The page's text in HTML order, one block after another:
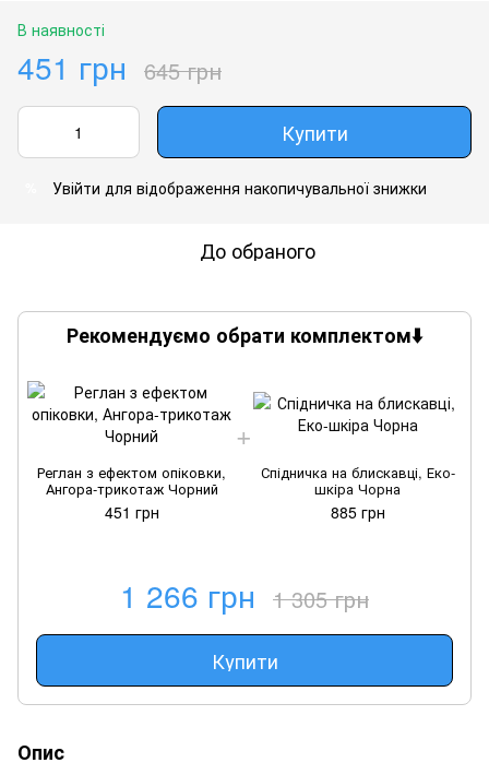
В наявності
451 грн 645 грн
Купити
Увійти для відображення накопичувальної знижки
До обраного
Рекомендуємо обрати комплектом⬇️
Реглан з ефектом опіковки,
Ангора-трикотаж Чорний
451 грн
Спідничка на блискавці, Еко-
шкіра Чорна
885 грн
1 266 грн 1 305 грн
Купити
Опис